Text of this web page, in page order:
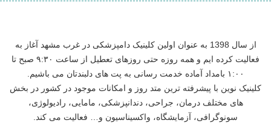
از سال 1398 به عنوان اولین کلینیک دامپزشکی در غرب مشهد آغاز به
فعالیت کرده ایم و همه روزه حتی روزهای تعطیل از ساعت ۹:۳۰ صبح تا
۱:۰۰ بامداد آماده خدمت رسانی به پت های دلبندتان می باشیم.
کلینیک نوین با پیشرفته ترین متد روز و امکانات موجود در کشور در بخش
های مختلف درمان، جراحی، دندانپزشکی، مامایی، رادیولوژی،
سونوگرافی، آزمایشگاه، واکسیناسیون و… فعالیت می کند.